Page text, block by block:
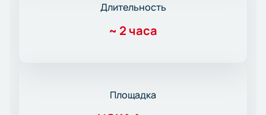
Длительность
~ 2 часа
Площадка